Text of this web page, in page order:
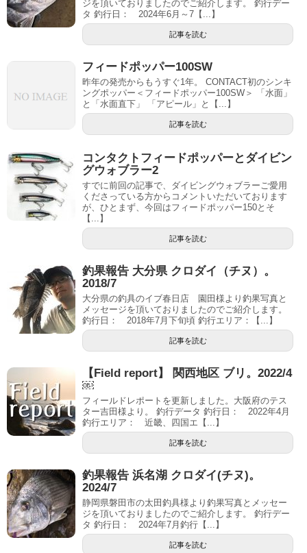
ジを頂いておりましたのでご紹介します。 釣行デー
タ 釣行日： 2024年6月～7【...】
記事を読む
フィードポッパー100SW
昨年の発売からもうすぐ1年。 CONTACT初のシンキ
ングポッパー＜フィードポッパー100SW＞ 「水面」
と「水面直下」 「アピール」と【...】
記事を読む
コンタクトフィードポッパーとダイビン
グウォブラー2
すでに前回の記事で、ダイビングウォブラーご愛用
くださっている方からコメントいただいております
が、ひとまず、今回はフィードポッパー150とそ
【...】
記事を読む
釣果報告 大分県 クロダイ（チヌ）。
2018/7
大分県の釣具のイブ春日店 園田様より釣果写真と
メッセージを頂いておりましたのでご紹介します。
釣行日： 2018年7月下旬頃 釣行エリア：【...】
記事を読む
【Field report】 関西地区 ブリ。2022/4
￼
フィールドレポートを更新しました。大阪府のテス
ター吉田様より。 釣行データ 釣行日： 2022年4月
釣行エリア： 近畿、四国エ【...】
記事を読む
釣果報告 浜名湖 クロダイ(チヌ)。
2024/7
静岡県磐田市の太田釣具様より釣果写真とメッセー
ジを頂いておりましたのでご紹介します。 釣行デー
タ 釣行日： 2024年7月釣行【...】
記事を読む